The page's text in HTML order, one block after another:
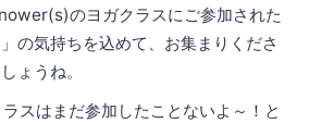
のヨガクラスにご参加された
の気持ちを込めて、お集まりくださ
ょうね。
スはまだ参加したことないよ～！と